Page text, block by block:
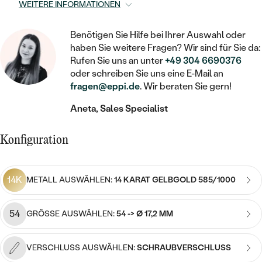
MIT FÜLLUNG
IM SET
NACH PREIS
EINFASSEN
FARBIGE DIAMANTEN ZUM EINFASSEN
MIT LAB GROWN DIAMANT
MIT MOISSANIT
MIT FARBIGEN DIAMANTEN
MIT SCHWARZEN DIAMANTEN
BROSCHEN
SCHMUCKZUBEHÖR
NACH MATERIAL
GOLD
SILBER
PLATIN
NACH STEIN
DIAMANTSCHMUCK
KINDER
PIERCINGS
NACH STEIN
NACH PREIS
PREISWERTE
LUXURIÖSE
KETTEN
HERZKETTEN
MIT TIEREN
NACH EDELSTEIN
MIT DIAMANT
MIT EDELSTEIN
PERLENKETTEN
NACH PREIS
SIEGELRINGE
PERSONALISIERT
NACH EDELSTEIN
MIT EDELSTEIN
PERLENRINGE
NACH PREIS
PREISWERTE
WEITERE INFORMATIONEN
Benötigen Sie Hilfe bei Ihrer Auswahl oder
haben Sie weitere Fragen? Wir sind für Sie da:
Rufen Sie uns an unter+49 304 6690376
oder schreiben Sie uns eine E-Mail an
fragen@eppi.de. Wir beraten Sie gern!
Aneta, Sales Specialist
Konfiguration
14K METALL AUSWÄHLEN:14 KARAT GELBGOLD 585/1000
54 GRÖSSE AUSWÄHLEN:54 -> Ø 17,2 MM
VERSCHLUSS AUSWÄHLEN:SCHRAUBVERSCHLUSS